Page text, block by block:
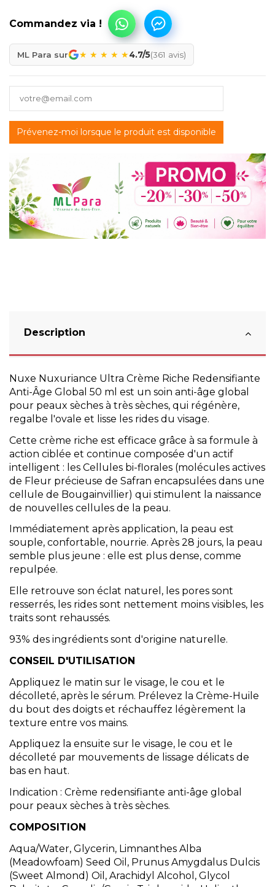
ML Para sur ★ ★ ★ ★ ★4.7/5(361 avis)
Description
Nuxe Nuxuriance Ultra Crème Riche Redensifiante
Anti-Âge Global 50 ml est un soin anti-âge global
pour peaux sèches à très sèches, qui régénère,
regalbe l'ovale et lisse les rides du visage.
Cette crème riche est efficace grâce à sa formule à
action ciblée et continue composée d'un actif
intelligent : les Cellules bi-florales (molécules actives
de Fleur précieuse de Safran encapsulées dans une
cellule de Bougainvillier) qui stimulent la naissance
de nouvelles cellules de la peau.
Immédiatement après application, la peau est
souple, confortable, nourrie. Après 28 jours, la peau
semble plus jeune : elle est plus dense, comme
repulpée.
Elle retrouve son éclat naturel, les pores sont
resserrés, les rides sont nettement moins visibles, les
traits sont rehaussés.
93% des ingrédients sont d'origine naturelle.
CONSEIL D'UTILISATION
Appliquez le matin sur le visage, le cou et le
décolleté, après le sérum. Prélevez la Crème-Huile
du bout des doigts et réchauffez légèrement la
texture entre vos mains.
Appliquez la ensuite sur le visage, le cou et le
décolleté par mouvements de lissage délicats de
bas en haut.
Indication : Crème redensifiante anti-âge global
pour peaux sèches à très sèches.
COMPOSITION
Aqua/Water, Glycerin, Limnanthes Alba
(Meadowfoam) Seed Oil, Prunus Amygdalus Dulcis
(Sweet Almond) Oil, Arachidyl Alcohol, Glycol